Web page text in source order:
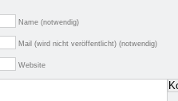
Name (notwendig)
Mail (wird nicht veröffentlicht) (notwendig)
Website